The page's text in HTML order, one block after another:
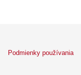
Podmienky používania